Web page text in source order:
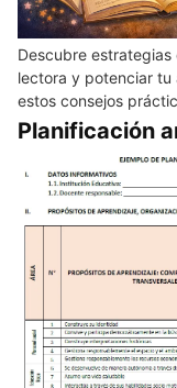
Descubre
lectora y potenciar tu
estos consejos
Planificación